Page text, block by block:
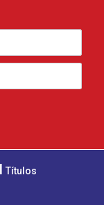
Títulos